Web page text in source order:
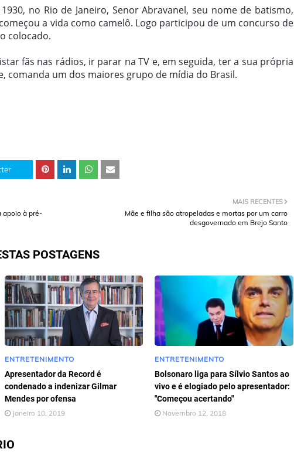
no Rio de Janeiro, Senor Abravanel, seu nome de batismo,
a vida como camelô. Logo participou de um concurso de
colocado.
fãs nas rádios, ir parar na TV e, em seguida, ter a sua própria
comanda um dos maiores grupo de mídia do Brasil.
MAIS RECENTES
Mãe e filha são atropeladas e mortas por um carro
desgovernado em Brejo Santo
apoio à pré-
POSTAGENS
ENTRETENIMENTO
Apresentador da Record é
condenado a indenizar Gilmar
Mendes por ofensa
Janeiro 10, 2019
ENTRETENIMENTO
Bolsonaro liga para Sílvio Santos ao
vivo e é elogiado pelo apresentador:
"Começou acertando"
Novembro 12, 2018